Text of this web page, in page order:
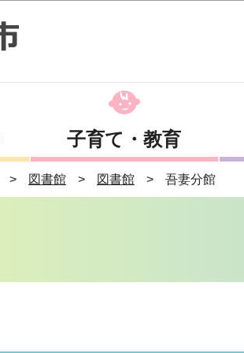
子育て・教育
図書館 図書館 吾妻分館